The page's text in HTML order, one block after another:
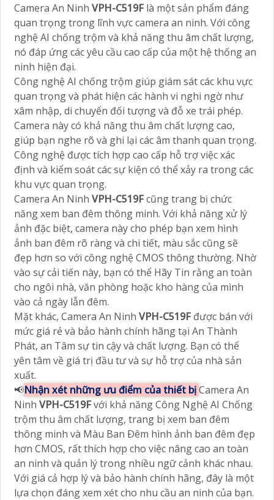
Camera An Ninh VPH-C519F là một sản phẩm đáng
quan trọng trong lĩnh vực camera an ninh. Với công
nghệ AI chống trộm và khả năng thu âm chất lượng,
nó đáp ứng các yêu cầu cao cấp của một hệ thống an
ninh hiện đại.
Công nghệ AI chống trộm giúp giám sát các khu vực
quan trọng và phát hiện các hành vi nghi ngờ như
xâm nhập, di chuyển đối tượng và đỗ xe trái phép.
Camera này có khả năng thu âm chất lượng cao,
giúp bạn nghe rõ và ghi lại các âm thanh quan trọng.
Công nghệ được tích hợp cao cấp hỗ trợ việc xác
định và kiểm soát các sự kiện có thể xảy ra trong các
khu vực quan trọng.
Camera An Ninh VPH-C519Fcũng trang bị chức
năng xem ban đêm thông minh. Với khả năng xử lý
ảnh đặc biệt, camera này cho phép bạn xem hình
ảnh ban đêm rõ ràng và chi tiết, màu sắc cũng sẽ
đẹp hơn so với công nghệ CMOS thông thường. Nhờ
vào sự cải tiến này, bạn có thể Hãy Tin rằng an toàn
cho ngôi nhà, văn phòng hoặc kho hàng của mình
vào cả ngày lẫn đêm.
Mặt khác, Camera An Ninh VPH-C519F được bán với
mức giá rẻ và bảo hành chính hãng tại An Thành
Phát, an Tâm sự tin cậy và chất lượng. Bạn có thể
yên tâm về giá trị đầu tư và sự hỗ trợ của nhà sản
xuất.
📢Nhận xét những ưu điểm của thiết bịCamera An
Ninh VPH-C519Fvới khả năng Công Nghệ AI Chống
trộm thu âm chất lượng, trang bị xem ban đêm
thông minh và Màu Ban Ðêm hình ảnh ban đêm đẹp
hơn CMOS, rất thích hợp cho việc nâng cao an toàn
an ninh và quản lý trong nhiều ngữ cảnh khác nhau.
Với giá cả hợp lý và bảo hành chính hãng, đây là một
lựa chọn đáng xem xét cho nhu cầu an ninh của bạn.